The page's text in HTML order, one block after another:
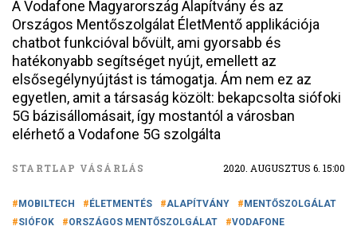
A Vodafone Magyarország Alapítvány és az
Országos Mentőszolgálat ÉletMentő applikációja
chatbot funkcióval bővült, ami gyorsabb és
hatékonyabb segítséget nyújt, emellett az
elsősegélynyújtást is támogatja. Ám nem ez az
egyetlen, amit a társaság közölt: bekapcsolta siófoki
5G bázisállomásait, így mostantól a városban
elérhető a Vodafone 5G szolgálta
STARTLAP VÁSÁRLÁS 2020. AUGUSZTUS 6. 15:00
MOBILTECH ÉLETMENTÉS ALAPÍTVÁNY
MENTŐSZOLGÁLAT
SIÓFOK
ORSZÁGOS MENTŐSZOLGÁLAT
VODAFONE